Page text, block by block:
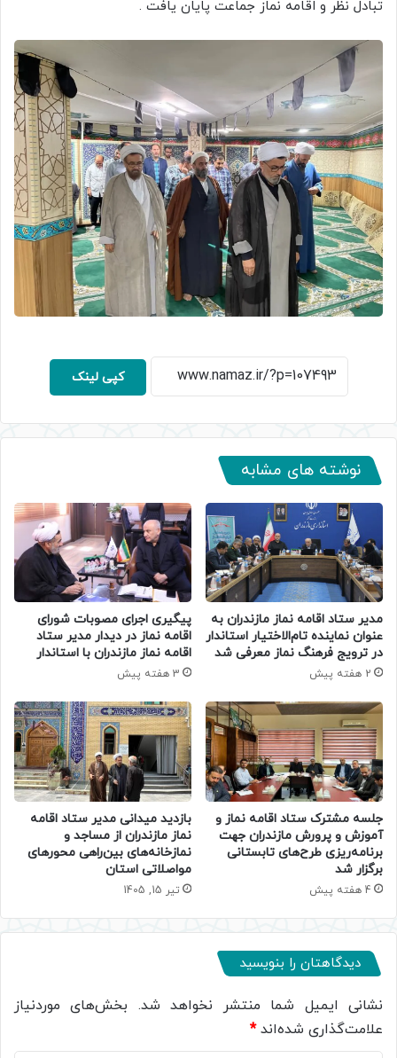
تبادل نظر و اقامه نماز جماعت پایان یافت .
کپی لینک
نوشته های مشابه
مدیر ستاد اقامه نماز مازندران به
عنوان نماینده تام‌الاختیار استاندار
در ترویج فرهنگ نماز معرفی شد
2 هفته پیش
پیگیری اجرای مصوبات شورای
اقامه نماز در دیدار مدیر ستاد
اقامه نماز مازندران با استاندار
3 هفته پیش
جلسه مشترک ستاد اقامه نماز و
آموزش و پرورش مازندران جهت
برنامه‌ریزی طرح‌های تابستانی
برگزار شد
4 هفته پیش
بازدید میدانی مدیر ستاد اقامه
نماز مازندران از مساجد و
نمازخانه‌های بین‌راهی محورهای
مواصلاتی استان
تیر 15, 1405
دیدگاهتان را بنویسید
نشانی ایمیل شما منتشر نخواهد شد. بخش‌های موردنیاز
علامت‌گذاری شده‌اند*